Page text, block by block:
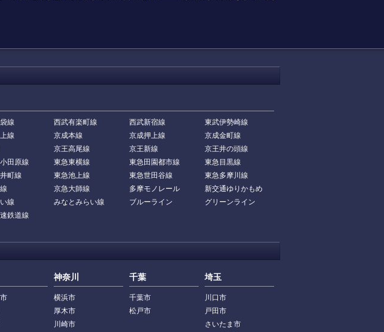
線 西武有楽町線 西武新宿線
東武伊勢崎線
線
京成本線 京成押上線
京成金町線
京王高尾線 京王新線
京王井の頭線
田原線
東急東横線 東急田園都市線
東急目黒線
町線
東急池上線 東急世田谷線
東急多摩川線
京急大師線 多摩モノレール
新交通ゆりかもめ
線
みなとみらい線 ブルーライン
グリーンライン
鉄道線
神奈川
横浜市
厚木市
川崎市
千葉
千葉市
松戸市
埼玉
川口市
戸田市
さいたま市